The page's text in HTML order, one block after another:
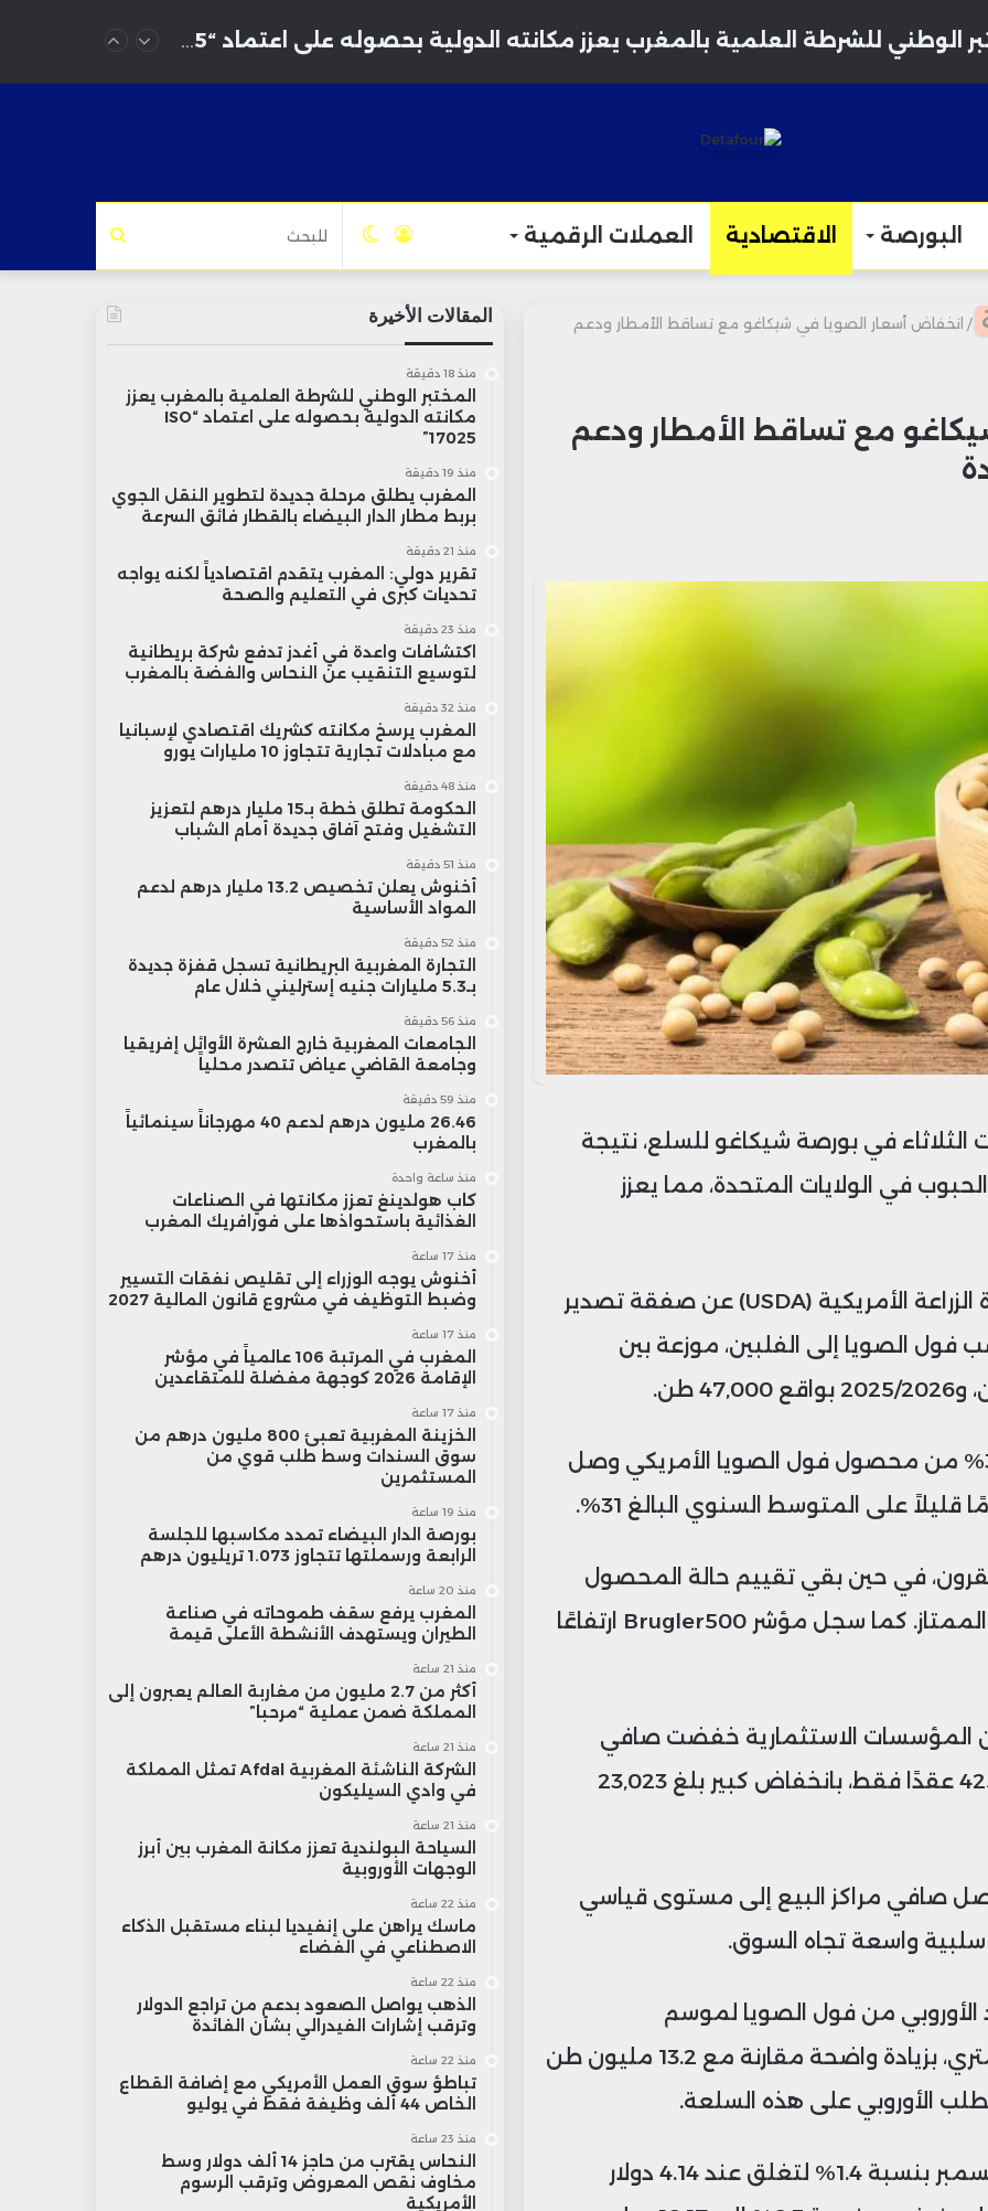
البورصة الاقتصادية العملات الرقمية للبحث الوضعتسجيل
/ انخفاض أسعار الصويا في شيكاغو مع تساقط الأمطار ودعم
مع تساقط الأمطار ودعم
الثلاثاء في بورصة شيكاغو للسلع، نتيجة
في الولايات المتحدة، مما يعزز
وفي تقرير صادر صباح اليوم، أعلنت وزارة الزراعة الأمريكية (USDA) عن صفقة تصدير
من كُسب فول الصويا إلى الفلبين، موزعة بين
و أظهرت بيانات “Crop Progress” أن 32% من محصول فول الصويا الأمريكي وصل
على المتوسط السنوي البالغ 31%.
القرون، في حين بقي تقييم حالة المحصول
مستقراً عند 66% ضمن فئة الجيد إلى الممتاز. كما سجل مؤشر Brugler500 ارتفاعًا
أن المؤسسات الاستثمارية خفضت صافي
مراكزها الطويلة في سوق الصويا إلى 425 عقدًا فقط، بانخفاض كبير بلغ 23,023
صافي مراكز البيع إلى مستوى قياسي
الأوروبي من فول الصويا لموسم
2024/2025 بحوالي 14.52 مليون طن متري، بزيادة واضحة مقارنة مع 13.2 مليون طن
الأوروبي على هذه السلعة.
انخفضت العقود الآجلة للذرة تسليم ديسمبر بنسبة 1.4% لتغلق عند 4.14 دولار
المقالات الأخيرة
منذ 18 دقيقة
المختبر الوطني للشرطة العلمية بالمغرب يعزز
مكانته الدولية بحصوله على اعتماد “ISO
17025”
منذ 19 دقيقة
المغرب يطلق مرحلة جديدة لتطوير النقل الجوي
بربط مطار الدار البيضاء بالقطار فائق السرعة
منذ 21 دقيقة
تقرير دولي: المغرب يتقدم اقتصادياً لكنه يواجه
تحديات كبرى في التعليم والصحة
منذ 23 دقيقة
اكتشافات واعدة في أغدز تدفع شركة بريطانية
لتوسيع التنقيب عن النحاس والفضة بالمغرب
منذ 32 دقيقة
المغرب يرسخ مكانته كشريك اقتصادي لإسبانيا
مع مبادلات تجارية تتجاوز 10 مليارات يورو
منذ 48 دقيقة
الحكومة تطلق خطة بـ15 مليار درهم لتعزيز
التشغيل وفتح آفاق جديدة أمام الشباب
منذ 51 دقيقة
أخنوش يعلن تخصيص 13.2 مليار درهم لدعم
المواد الأساسية
منذ 52 دقيقة
التجارة المغربية البريطانية تسجل قفزة جديدة
بـ5.3 مليارات جنيه إسترليني خلال عام
منذ 56 دقيقة
الجامعات المغربية خارج العشرة الأوائل إفريقيا
وجامعة القاضي عياض تتصدر محلياً
منذ 59 دقيقة
26.46 مليون درهم لدعم 40 مهرجاناً سينمائياً
بالمغرب
منذ ساعة واحدة
كاب هولدينغ تعزز مكانتها في الصناعات
الغذائية باستحواذها على فورافريك المغرب
منذ 17 ساعة
أخنوش يوجه الوزراء إلى تقليص نفقات التسيير
وضبط التوظيف في مشروع قانون المالية 2027
منذ 17 ساعة
المغرب في المرتبة 106 عالمياً في مؤشر
الإقامة 2026 كوجهة مفضلة للمتقاعدين
منذ 17 ساعة
الخزينة المغربية تعبئ 800 مليون درهم من
سوق السندات وسط طلب قوي من
المستثمرين
منذ 19 ساعة
بورصة الدار البيضاء تمدد مكاسبها للجلسة
الرابعة ورسملتها تتجاوز 1.073 تريليون درهم
منذ 20 ساعة
المغرب يرفع سقف طموحاته في صناعة
الطيران ويستهدف الأنشطة الأعلى قيمة
منذ 21 ساعة
أكثر من 2.7 مليون من مغاربة العالم يعبرون إلى
المملكة ضمن عملية “مرحبا”
منذ 21 ساعة
الشركة الناشئة المغربية Afdal تمثل المملكة
في وادي السيليكون
منذ 21 ساعة
السياحة البولندية تعزز مكانة المغرب بين أبرز
الوجهات الأوروبية
منذ 22 ساعة
ماسك يراهن على إنفيديا لبناء مستقبل الذكاء
الاصطناعي في الفضاء
منذ 22 ساعة
الذهب يواصل الصعود بدعم من تراجع الدولار
وترقب إشارات الفيدرالي بشأن الفائدة
منذ 22 ساعة
تباطؤ سوق العمل الأمريكي مع إضافة القطاع
الخاص 44 ألف وظيفة فقط في يوليو
منذ 23 ساعة
النحاس يقترب من حاجز 14 ألف دولار وسط
مخاوف نقص المعروض وترقب الرسوم
الأمريكية